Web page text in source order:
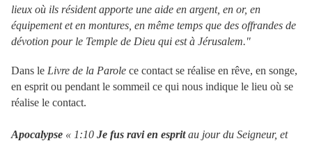
lieux où ils résident apporte une aide en argent, en or, en
équipement et en montures, en même temps que des offrandes de
dévotion pour le Temple de Dieu qui est à Jérusalem."
Dans le Livre de la Parole ce contact se réalise en rêve, en songe,
en esprit ou pendant le sommeil ce qui nous indique le lieu où se
réalise le contact.
Apocalypse « 1:10 Je fus ravi en espritau jour du Seigneur, et